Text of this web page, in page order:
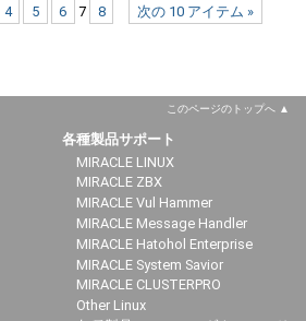
次の 10 アイテム »
4 5 6 7
8
このページのトップへ
各種製品サポート
MIRACLE LINUX
MIRACLE ZBX
MIRACLE Vul Hammer
MIRACLE Message Handler
MIRACLE Hatohol Enterprise
MIRACLE System Savior
MIRACLE CLUSTERPRO
Other Linux